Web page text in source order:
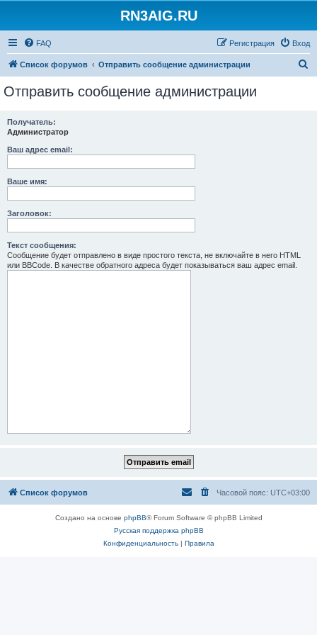
RN3AIG.RU
FAQ Вход
Регистрация
Список форумов Отправить сообщение администрации
Отправить сообщение администрации
Получатель:
Администратор
Ваш адрес email:
Ваше имя:
Заголовок:
Текст сообщения:
Сообщение будет отправлено в виде простого текста, не включайте в него HTML
или BBCode. В качестве обратного адреса будет показываться ваш адрес email.
Список форумов Часовой пояс: UTC+03:00
Создано на основе phpBB® Forum Software © phpBB Limited
Русская поддержка phpBB
Конфиденциальность| Правила